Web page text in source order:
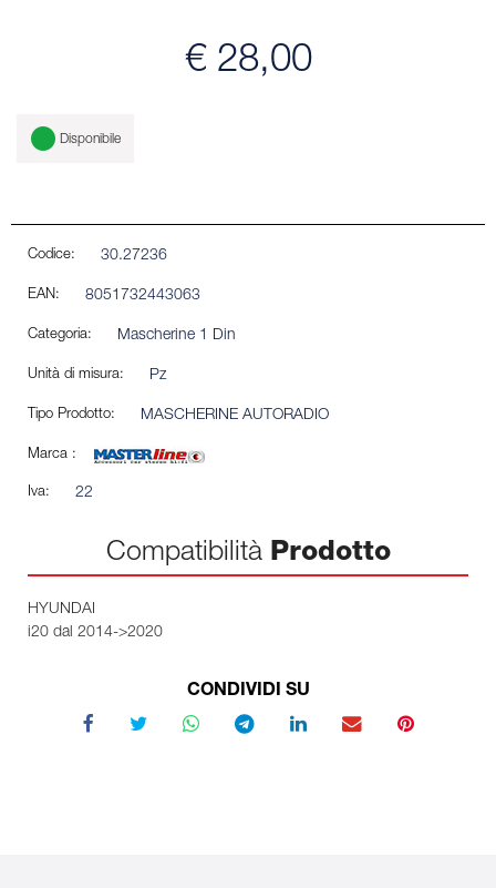
€ 28,00
Disponibile
Codice: 30.27236
EAN: 8051732443063
Categoria: Mascherine 1 Din
Unità di misura: Pz
Tipo Prodotto: MASCHERINE AUTORADIO
Marca :
Iva: 22
Compatibilità Prodotto
HYUNDAI
i20 dal 2014->2020
CONDIVIDI SU